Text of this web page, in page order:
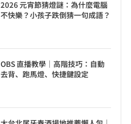
2026 元宵節猜燈謎：為什麼電腦
不快樂？小孩子跌倒猜一句成語？
OBS 直播教學｜高階技巧：自動
去背、跑馬燈、快捷鍵設定